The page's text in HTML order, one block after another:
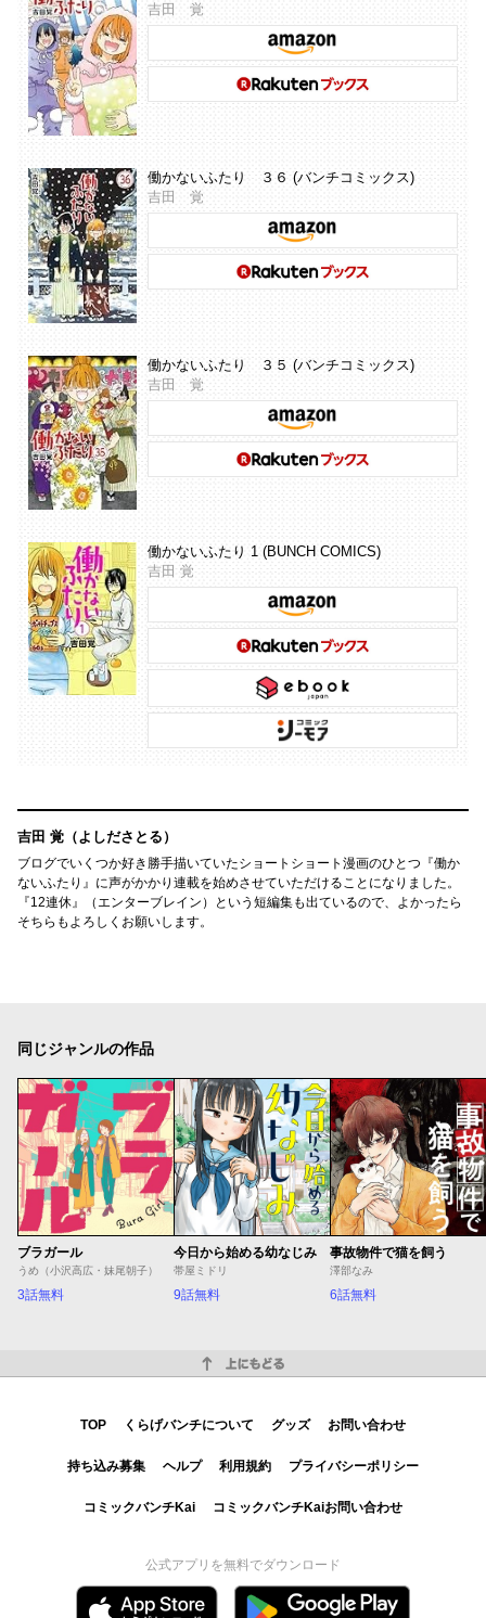
吉田 覚
働かないふたり ３６ (バンチコミックス)
吉田 覚
働かないふたり ３５ (バンチコミックス)
吉田 覚
働かないふたり 1 (BUNCH COMICS)
吉田 覚
吉田 覚（よしださとる）
ブログでいくつか好き勝手描いていたショートショート漫画のひとつ『働か
ないふたり』に声がかかり連載を始めさせていただけることになりました。
『12連休』（エンターブレイン）という短編集も出ているので、よかったら
そちらもよろしくお願いします。
同じジャンルの作品
ブラガール
うめ（小沢高広・妹尾朝子）
3話無料
今日から始める幼なじみ
帯屋ミドリ
9話無料
事故物件で猫を飼う
澤部なみ
6話無料
TOP くらげバンチについて グッズ お問い合わせ
持ち込み募集 ヘルプ 利用規約 プライバシーポリシー
コミックバンチKai コミックバンチKaiお問い合わせ
公式アプリを無料でダウンロード